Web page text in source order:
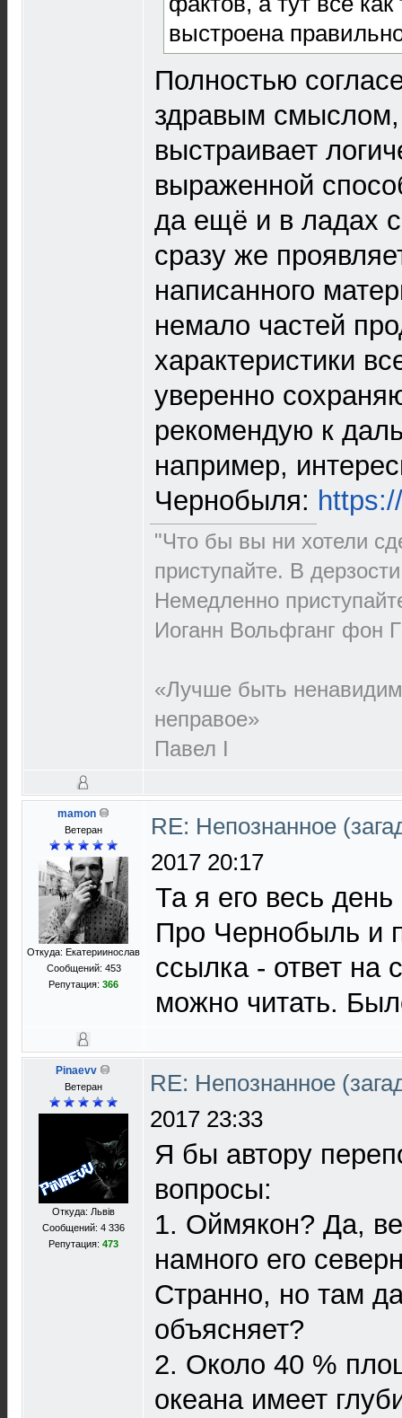
выстроена
Полностью
здравым смыслом,
выстраивает
выраженной
да ещё и в ладах
сразу же
написанного
немало частей
характеристики
уверенно
рекомендую к
например,
Чернобыля:
"Что бы вы ни хотели
приступайте. В
Немедленно
Иоганн Вольфганг фон
«Лучше быть
неправое»
Павел I
mamon
Ветеран
Откуда: Екатериинослав
Сообщений: 453
Репутация: 366
RE: Непознанное
2017 20:17
Та я его весь
Про Чернобыль и
ссылка - ответ на
можно читать.
Pinaevv
Ветеран
Откуда: Львів
Сообщений: 4 336
Репутация: 473
RE: Непознанное
2017 23:33
Я бы автору
вопросы:
1. Оймякон? Да,
намного его
Странно, но там
объясняет?
2. Около 40 %
океана имеет